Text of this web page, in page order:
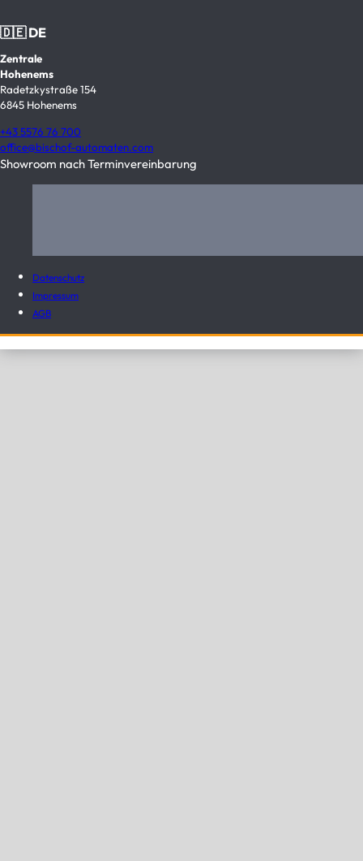
🇩🇪 DE
Zentrale
Hohenems
Radetzkystraße 154
6845 Hohenems
+43 5576 76 700
office@bischof-automaten.com
Showroom nach Terminvereinbarung
Datenschutz
Impressum
AGB